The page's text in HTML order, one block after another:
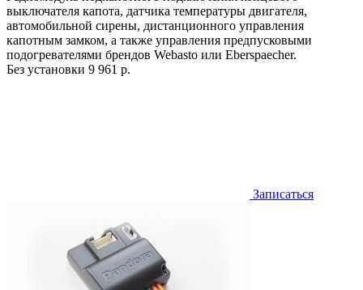
выключателя капота, датчика температуры двигателя,
автомобильной сирены, дистанционного управления
капотным замком, а также управления предпусковыми
подогревателями брендов Webasto или Eberspaecher.
Без установки 9 961 р.
Записаться